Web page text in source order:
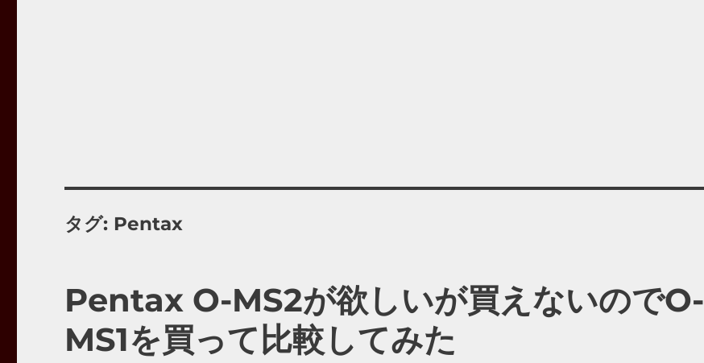
タグ: Pentax
Pentax O-MS2が欲しいが買えないのでO-
MS1を買って比較してみた